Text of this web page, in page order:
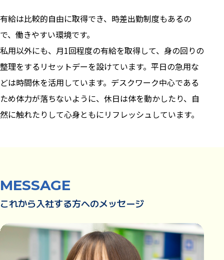
有給は比較的自由に取得でき、時差出勤制度もあるの
で、働きやすい環境です。
私用以外にも、月1回程度の有給を取得して、身の回りの
整理をするリセットデーを設けています。平日の急用な
どは時間休を活用しています。デスクワーク中心である
ため体力が落ちないように、休日は体を動かしたり、自
然に触れたりして心身ともにリフレッシュしています。
MESSAGE
これから入社する方へのメッセージ